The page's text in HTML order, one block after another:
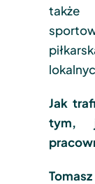
także
Jak
tym,